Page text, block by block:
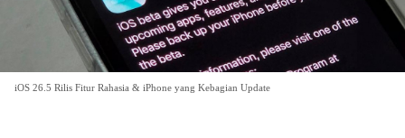
iOS 26.5 Rilis Fitur Rahasia & iPhone yang Kebagian Update